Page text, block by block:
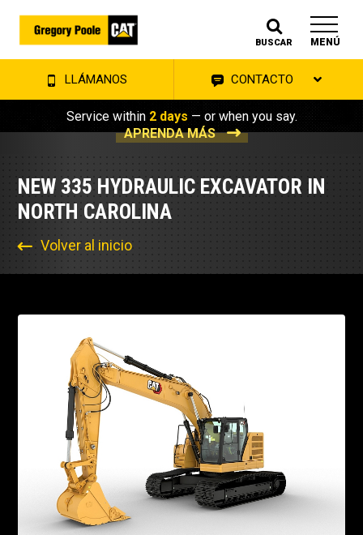
BUSCAR MENÚ
LLÁMANOS CONTACTO
Service within 2 days — or when you say.
APRENDA MÁS
NEW 335 HYDRAULIC EXCAVATOR IN
NORTH CAROLINA
Volver al inicio